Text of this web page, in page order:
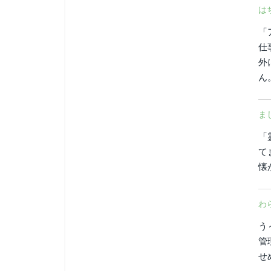
は
仕
外
ん
ま
て
懐
わ
う
管
せ